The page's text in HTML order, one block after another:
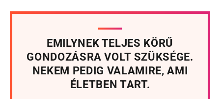
EMILYNEK TELJES KÖRŰ
GONDOZÁSRA VOLT SZÜKSÉGE.
NEKEM PEDIG VALAMIRE, AMI
ÉLETBEN TART.